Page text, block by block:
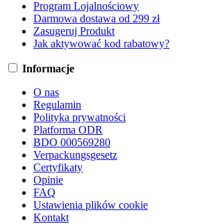
Program Lojalnościowy
Darmowa dostawa od 299 zł
Zasugeruj Produkt
Jak aktywować kod rabatowy?
Informacje
O nas
Regulamin
Polityka prywatności
Platforma ODR
BDO 000569280
Verpackungsgesetz
Certyfikaty
Opinie
FAQ
Ustawienia plików cookie
Kontakt